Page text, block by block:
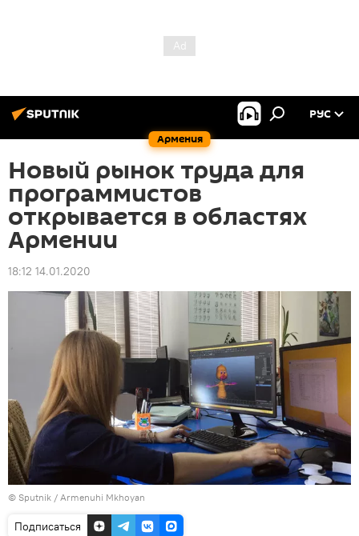
Армения
РУС
Новый рынок труда для
программистов
открывается в областях
Армении
18:12 14.01.2020
© Sputnik / Armenuhi Mkhoyan
Подписаться